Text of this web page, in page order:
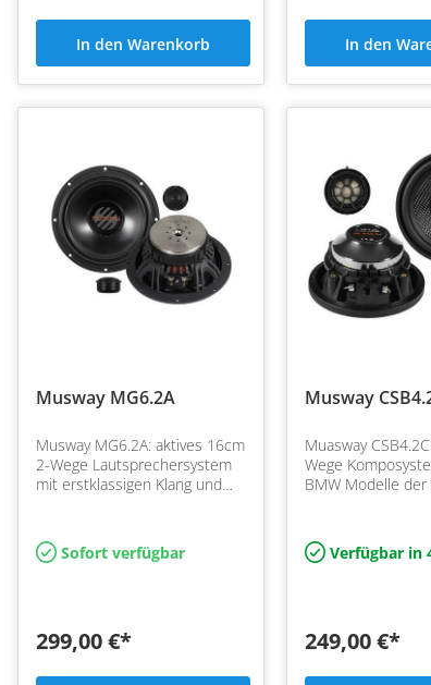
In den Warenkorb In den
Musway MG6.2A
Musway MG6.2A: aktives 16cm
2-Wege Lautsprechersystem
mit erstklassigen Klang und
BassSofort verfügbar
299,00 €*
Musway
Muasway
Wege
BMW Modelle der
Verfügbar in
249,00 €*